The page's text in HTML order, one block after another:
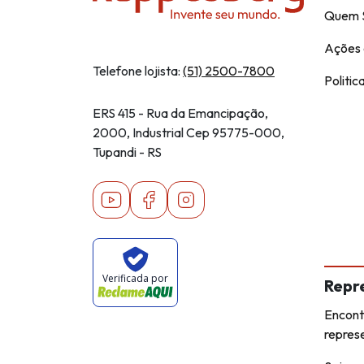
Telefone lojista: (51) 2500-7800
ERS 415 - Rua da Emancipação,
2000, Industrial Cep 95775-000,
Tupandi - RS
YoutubeFacebookInstagram
Verificada por
Quem
Ações